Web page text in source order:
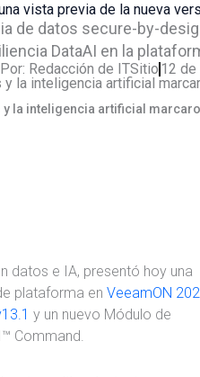
vista previa de la nueva
de datos secure-by-
DataAI en la
Por: Redacción de ITSitio 12 de
la inteligencia artificial
datos e IA, presentó hoy una
plataforma en VeeamON
y un nuevo Módulo de
Command.